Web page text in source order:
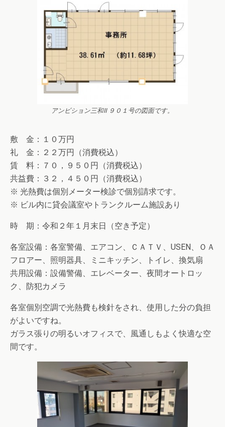
アンビション三和Ⅱ ９０１号の図面です。
敷 金：１０万円
礼 金：２２万円（消費税込）
賃 料：７０，９５０円（消費税込）
共益費：３２，４５０円（消費税込）
※ 光熱費は個別メーター検診で個別請求です。
※ ビル内に貸会議室やトランクルーム施設あり
時 期：令和２年１月末日（空き予定）
各室設備：各室警備、エアコン、ＣＡＴＶ、USEN、ＯＡ
フロアー、照明器具、ミニキッチン、トイレ、換気扇
共用設備：設備警備、エレベーター、夜間オートロッ
ク、防犯カメラ
各室個別空調で光熱費も検針をされ、使用した分の負担
がよいですね。
ガラス張りの明るいオフィスで、風通しもよく快適な空
間です。